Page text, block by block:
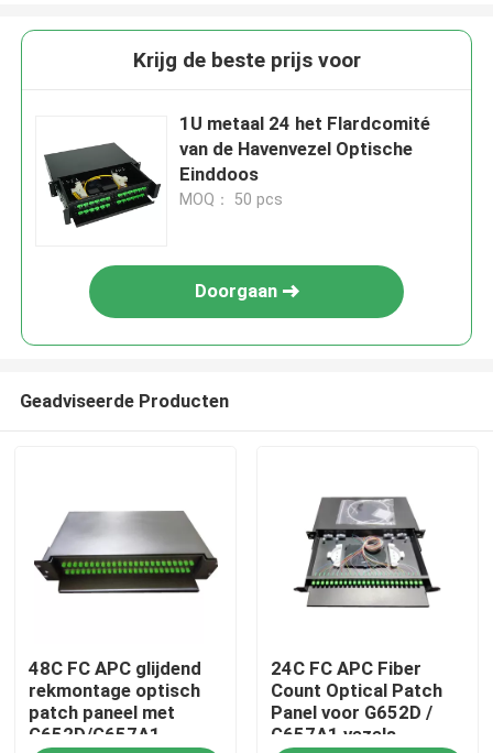
Krijg de beste prijs voor
1U metaal 24 het Flardcomité
van de Havenvezel Optische
Einddoos
MOQ： 50 pcs
Doorgaan
Geadviseerde Producten
48C FC APC glijdend
rekmontage optisch
patch paneel met
G652D/G657A1
24C FC APC Fiber
Count Optical Patch
Panel voor G652D /
G657A1 vezels